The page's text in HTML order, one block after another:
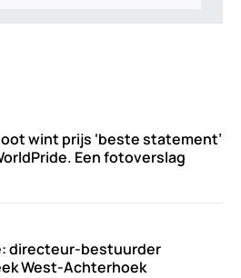
wint prijs ‘beste statement’
Een fotoverslag
directeur-bestuurder
West-Achterhoek